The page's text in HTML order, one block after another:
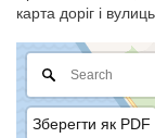
карта доріг і
Зберегти як PDF